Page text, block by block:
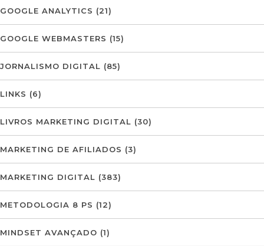
GOOGLE ANALYTICS (21)
GOOGLE WEBMASTERS (15)
JORNALISMO DIGITAL (85)
LINKS (6)
LIVROS MARKETING DIGITAL (30)
MARKETING DE AFILIADOS (3)
MARKETING DIGITAL (383)
METODOLOGIA 8 PS (12)
MINDSET AVANÇADO (1)